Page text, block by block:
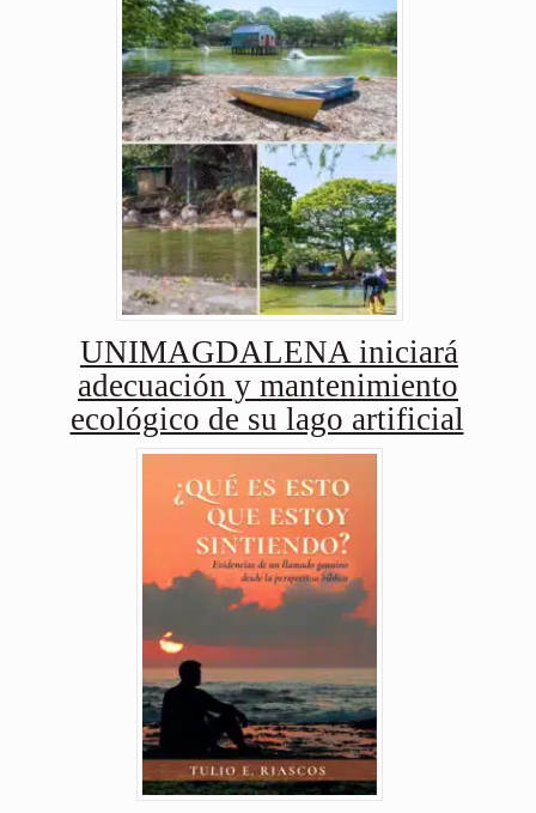
UNIMAGDALENA iniciará
adecuación y mantenimiento
ecológico de su lago artificial